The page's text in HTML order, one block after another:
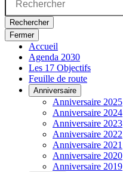
Rechercher
Fermer
Accueil
Agenda 2030
Les 17 Objectifs
Feuille de route
Anniversaire
Anniversaire 2025
Anniversaire 2024
Anniversaire 2023
Anniversaire 2022
Anniversaire 2021
Anniversaire 2020
Anniversaire 2019